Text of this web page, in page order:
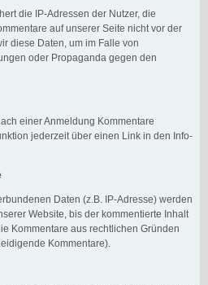
die IP-Adressen der Nutzer, die
auf unserer Seite nicht vor der
diese Daten, um im Falle von
oder Propaganda gegen den
einer Anmeldung Kommentare
jederzeit über einen Link in den Info-
Daten (z.B. IP-Adresse) werden
Website, bis der kommentierte Inhalt
Kommentare aus rechtlichen Gründen
Kommentare).